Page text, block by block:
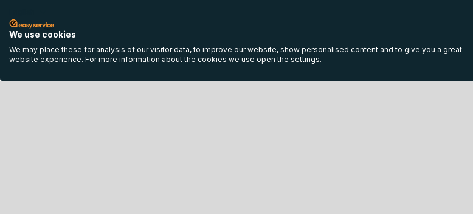
We use cookies
We may place these for analysis of our visitor data, to improve our website, show personalised content and to give you a great
website experience. For more information about the cookies we use open the settings.